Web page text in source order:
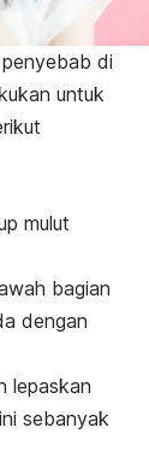
di
untuk
mulut
bagian
dengan
lepaskan
sebanyak